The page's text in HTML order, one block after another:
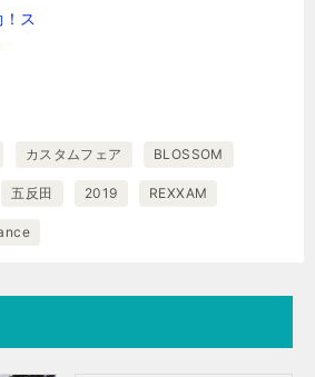
ス
カスタムフェア BLOSSOM
五反田 2019 REXXAM